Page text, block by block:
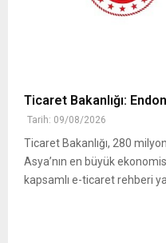
Ticaret Bakanlığı:
Tarih: 09/08/2026
Ticaret Bakanlığı, 280
Asya’nın en büyük
kapsamlı e-ticaret rehberi